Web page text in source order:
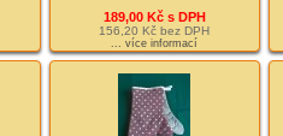
189,00 Kč s DPH
156,20 Kč bez DPH
... více informací